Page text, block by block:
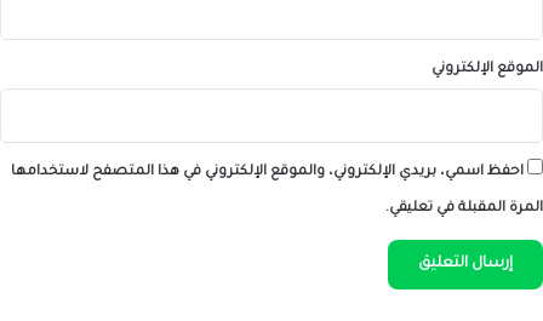
الموقع الإلكتروني
احفظ اسمي، بريدي الإلكتروني، والموقع الإلكتروني في هذا المتصفح لاستخدامها
المرة المقبلة في تعليقي.